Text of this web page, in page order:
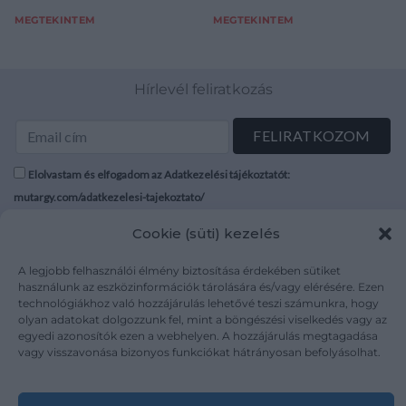
Cookie (süti) kezelés
A legjobb felhasználói élmény biztosítása érdekében sütiket
használunk az eszközinformációk tárolására és/vagy elérésére. Ezen
technológiákhoz való hozzájárulás lehetővé teszi számunkra, hogy
olyan adatokat dolgozzunk fel, mint a böngészési viselkedés vagy az
egyedi azonosítók ezen a webhelyen. A hozzájárulás megtagadása
vagy visszavonása bizonyos funkciókat hátrányosan befolyásolhat.
MEGTEKINTEM MEGTEKINTEM
Hírlevél feliratkozás
Elolvastam és elfogadom az Adatkezelési tájékoztatót:
mutargy.com/adatkezelesi-tajekoztato/
Médiaajánlat
Karrier
Kapcsolat
Áraink
ÁSZF
Adatvédelem
Impresszum